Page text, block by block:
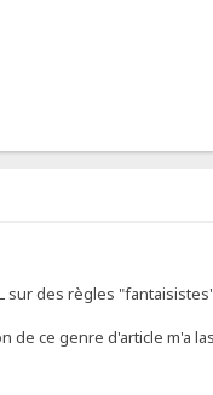
des règles
de ce genre d'article m'a